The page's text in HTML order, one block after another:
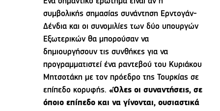
συμβολικής σημασίας συνάντηση Ερντογάν-
Δένδια και οι συνομιλίες των δύο υπουργών
Εξωτερικών θα μπορούσαν να
δημιουργήσουν τις συνθήκες για να
προγραμματιστεί ένα ραντεβού του Κυριάκου
Μητσοτάκη με τον πρόεδρο της Τουρκίας σε
επίπεδο κορυφής.«Όλες οι συναντήσεις, σε
όποιο επίπεδο και να γίνονται, ουσιαστικά